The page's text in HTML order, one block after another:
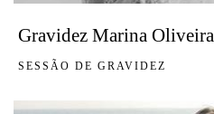
Gravidez Marina Oliveira
SESSÃO DE GRAVIDEZ